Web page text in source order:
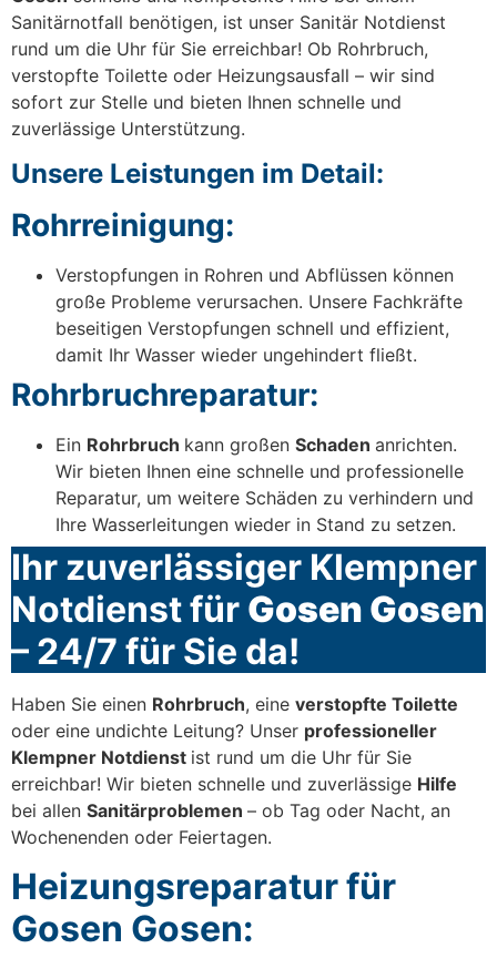
Sanitärnotfall benötigen, ist unser Sanitär Notdienst
rund um die Uhr für Sie erreichbar! Ob Rohrbruch,
verstopfte Toilette oder Heizungsausfall – wir sind
sofort zur Stelle und bieten Ihnen schnelle und
zuverlässige Unterstützung.
Unsere Leistungen im Detail:
Rohrreinigung:
Verstopfungen in Rohren und Abflüssen können
große Probleme verursachen. Unsere Fachkräfte
beseitigen Verstopfungen schnell und effizient,
damit Ihr Wasser wieder ungehindert fließt.
Rohrbruchreparatur:
Ein Rohrbruch kann großen Schaden anrichten.
Wir bieten Ihnen eine schnelle und professionelle
Reparatur, um weitere Schäden zu verhindern und
Ihre Wasserleitungen wieder in Stand zu setzen.
Ihr zuverlässiger Klempner
Notdienst für Gosen Gosen
– 24/7 für Sie da!
Haben Sie einen Rohrbruch, eine verstopfte Toilette
oder eine undichte Leitung? Unser professioneller
Klempner Notdienst ist rund um die Uhr für Sie
erreichbar! Wir bieten schnelle und zuverlässige Hilfe
bei allen Sanitärproblemen – ob Tag oder Nacht, an
Wochenenden oder Feiertagen.
Heizungsreparatur für
Gosen Gosen: